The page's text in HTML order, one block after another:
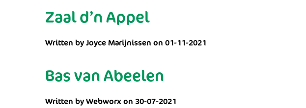
Zaal d’n Appel
Written by Joyce Marijnissen on 01-11-2021
Bas van Abeelen
Written by Webworx on 30-07-2021